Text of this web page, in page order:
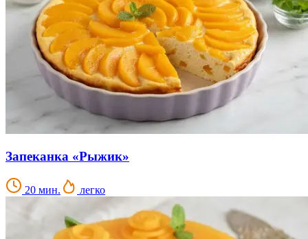
Запеканка «Рыжик»
20 мин. легко